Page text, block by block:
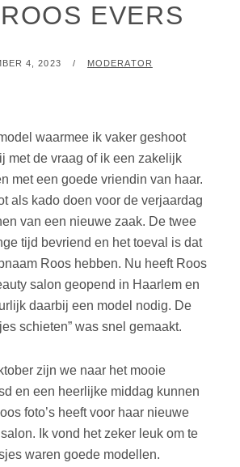
EVERS
4, 2023 BY
MODERATOR
waarmee ik vaker geshoot
met de vraag of ik een zakelijk
met een goede vriendin van haar.
als kado doen voor de verjaardag
van een nieuwe zaak. De twee
tijd bevriend en het toeval is dat
Roos hebben. Nu heeft Roos
salon geopend in Haarlem en
daarbij een model nodig. De
schieten” was snel gemaakt.
zijn we naar het mooie
en een heerlijke middag kunnen
foto’s heeft voor haar nieuwe
Ik vond het zeker leuk om te
waren goede modellen.